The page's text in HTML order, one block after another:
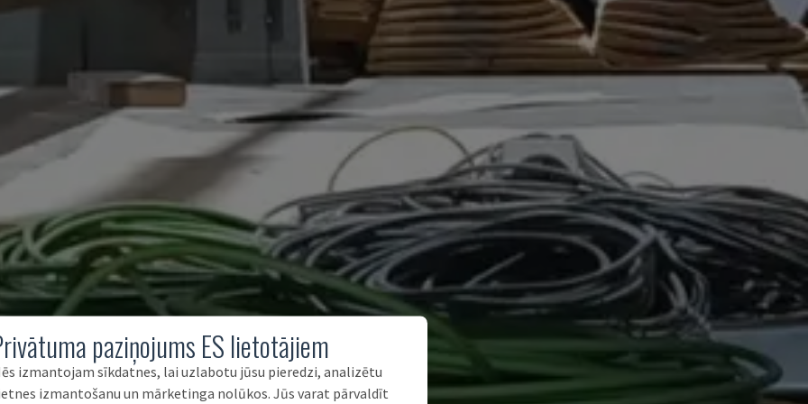
paziņojums ES lietotājiem
izmantojam sīkdatnes, lai uzlabotu jūsu pieredzi, analizētu
izmantošanu un mārketinga nolūkos. Jūs varat pārvaldīt